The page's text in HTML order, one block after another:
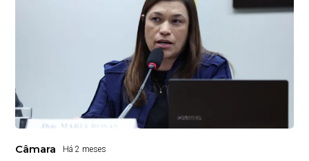
Câmara Há 2 meses